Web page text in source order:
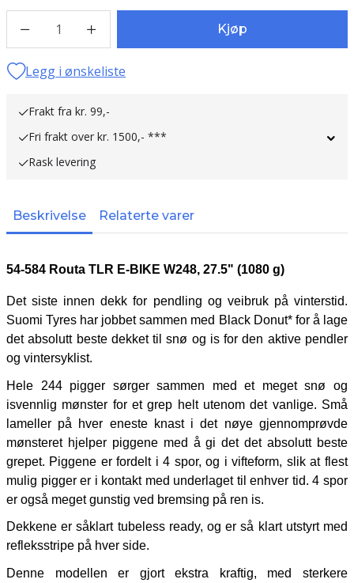
1 Kjøp
Legg i ønskeliste
Frakt fra kr. 99,-
Fri frakt over kr. 1500,- ***
Rask levering
Beskrivelse Relaterte varer
54-584 Routa TLR E-BIKE W248, 27.5" (1080 g)
Det siste innen dekk for pendling og veibruk på vinterstid.
Suomi Tyres har jobbet sammen med Black Donut* for å lage
det absolutt beste dekket til snø og is for den aktive pendler
og vintersyklist.
Hele 244 pigger sørger sammen med et meget snø og
isvennlig mønster for et grep helt utenom det vanlige. Små
lameller på hver eneste knast i det nøye gjennomprøvde
mønsteret hjelper piggene med å gi det det absolutt beste
grepet. Piggene er fordelt i 4 spor, og i vifteform, slik at flest
mulig pigger er i kontakt med underlaget til enhver tid. 4 spor
er også meget gunstig ved bremsing på ren is.
Dekkene er såklart tubeless ready, og er så klart utstyrt med
refleksstripe på hver side.
Denne modellen er gjort ekstra kraftig, med sterkere